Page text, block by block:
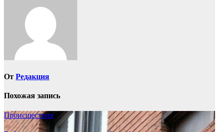
От Редакция
Похожая запись
Происшествия